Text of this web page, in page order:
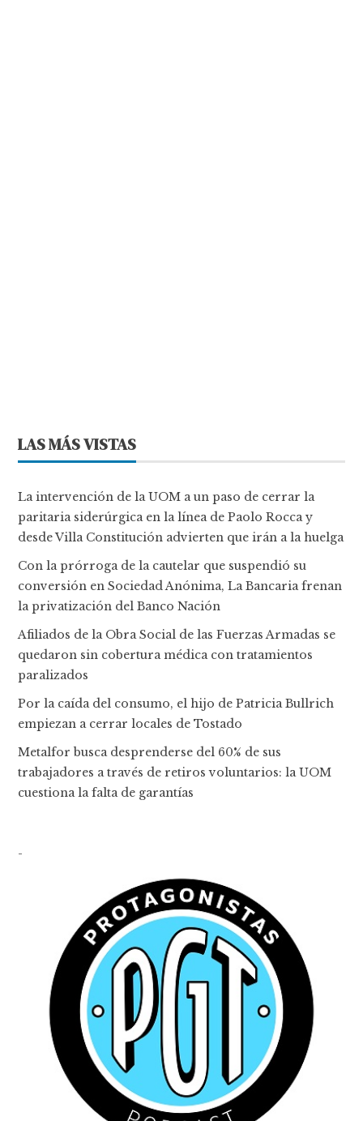
LAS MÁS VISTAS
La intervención de la UOM a un paso de cerrar la
paritaria siderúrgica en la línea de Paolo Rocca y
desde Villa Constitución advierten que irán a la huelga
Con la prórroga de la cautelar que suspendió su
conversión en Sociedad Anónima, La Bancaria frenan
la privatización del Banco Nación
Afiliados de la Obra Social de las Fuerzas Armadas se
quedaron sin cobertura médica con tratamientos
paralizados
Por la caída del consumo, el hijo de Patricia Bullrich
empiezan a cerrar locales de Tostado
Metalfor busca desprenderse del 60% de sus
trabajadores a través de retiros voluntarios: la UOM
cuestiona la falta de garantías
-